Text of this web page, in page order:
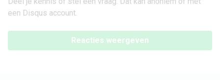
een Disqus account.
Reacties weergeven